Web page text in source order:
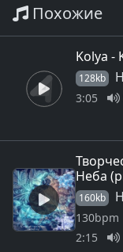
Похожие
Kolya -
128kb
3:05
Неба
160kb
130bpm
2:15